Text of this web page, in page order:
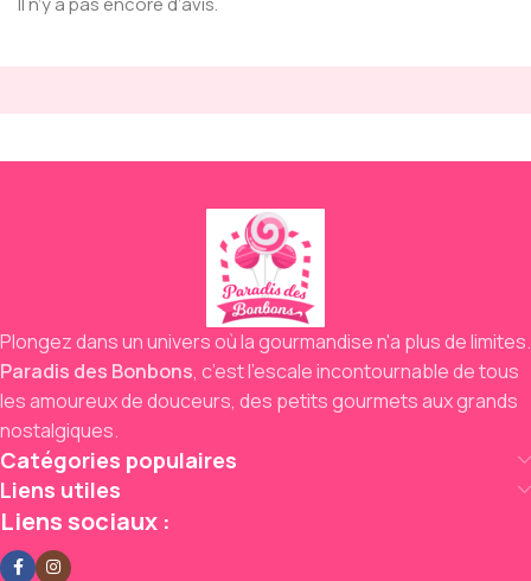
Plongez dans un univers où la gourmandise n'a plus de limites.
Paradis des Bonbons, c’est l’escale incontournable de tous
les amoureux de douceurs, des petits gourmets aux grands
nostalgiques.
Catégories populaires
Liens utiles
Liens sociaux :